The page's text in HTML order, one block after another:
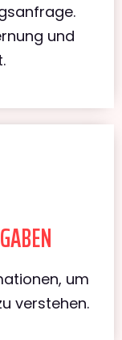
und
um
verstehen.